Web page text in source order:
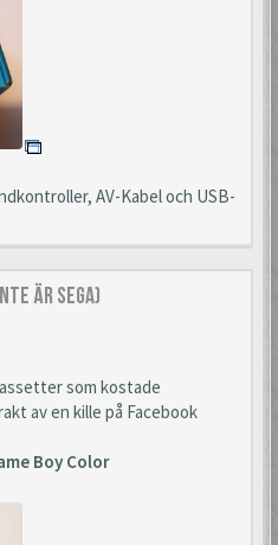
AV-Kabel och USB-
är Sega)
som kostade
av en kille på Facebook
Boy Color